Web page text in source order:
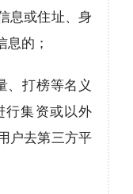
息或住址、身
的；
、打榜等名义
行集资或以外
户去第三方平